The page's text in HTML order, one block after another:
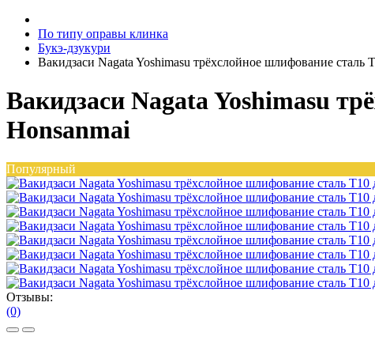
По типу оправы клинка
Букэ-дзукури
Вакидзаси Nagata Yoshimasu трёхслойное шлифование сталь
Вакидзаси Nagata Yoshimasu
Honsanmai
Популярный
Отзывы:
(0)